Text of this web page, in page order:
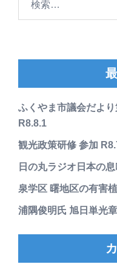
ふくやま市議会だより
R8.8.1
観光政策研修 参加
日の丸ラジオ日本の
泉学区 曙地区の有害
浦隅俊明氏 旭日単光